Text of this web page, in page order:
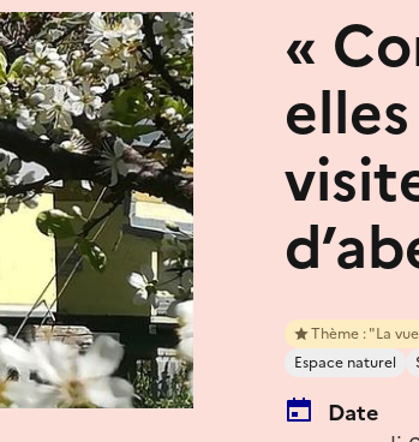
«
Thème : "La
Espace naturel
Date